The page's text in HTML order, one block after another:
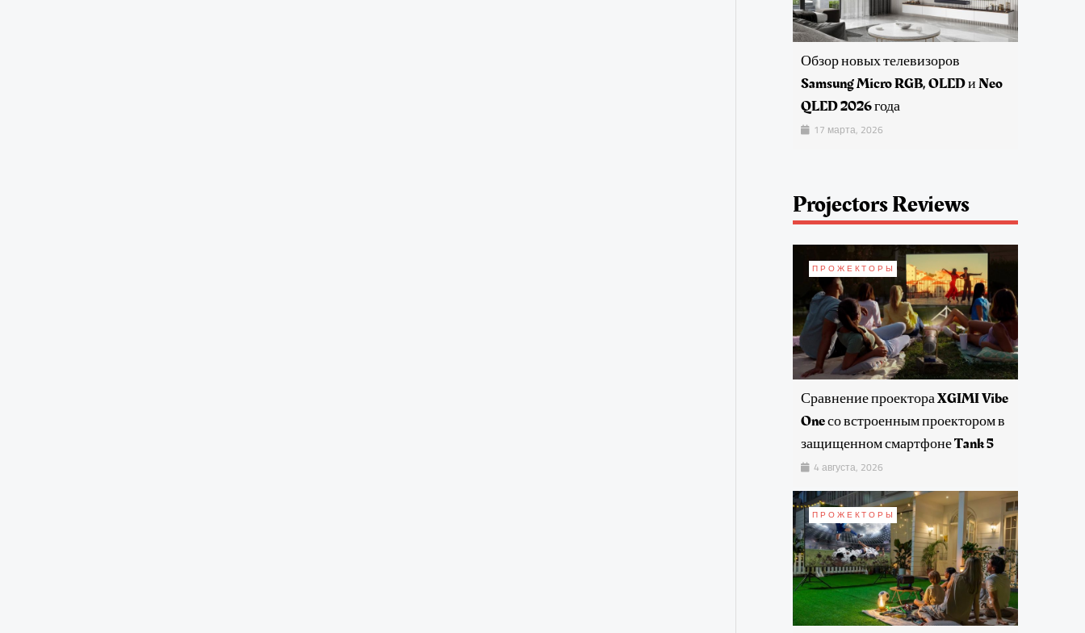
Обзор новых телевизоров
Samsung Micro RGB, OLED и Neo
QLED 2026 года
17 марта, 2026
Projectors Reviews
ПРОЖЕКТОРЫ
Сравнение проектора XGIMI Vibe
One со встроенным проектором в
защищенном смартфоне Tank 5
4 августа, 2026
ПРОЖЕКТОРЫ